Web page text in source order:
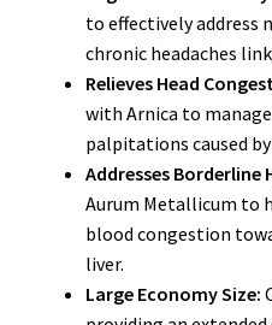
to effectively address
chronic headaches
Relieves Head
with Arnica to
palpitations caused
Addresses Borderline
Aurum Metallicum to
blood congestion
liver.
Large Economy Size: